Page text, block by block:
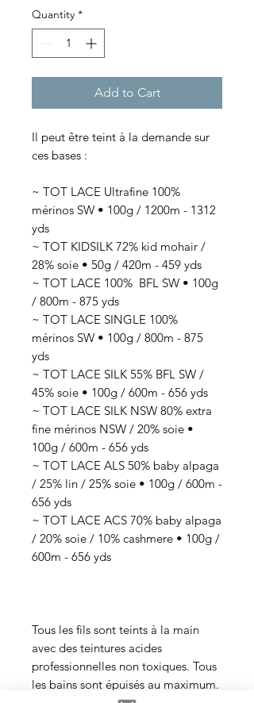
Quantity *
Add to Cart
Il peut être teint à la demande sur
ces bases :
~ TOT LACE Ultrafine 100%
mérinos SW • 100g / 1200m - 1312
yds
~ TOT KIDSILK 72% kid mohair /
28% soie • 50g / 420m - 459 yds
~ TOT LACE 100% BFL SW • 100g
/ 800m - 875 yds
~ TOT LACE SINGLE 100%
mérinos SW • 100g / 800m - 875
yds
~ TOT LACE SILK 55% BFL SW /
45% soie • 100g / 600m - 656 yds
~ TOT LACE SILK NSW 80% extra
fine mérinos NSW / 20% soie •
100g / 600m - 656 yds
~ TOT LACE ALS 50% baby alpaga
/ 25% lin / 25% soie • 100g / 600m -
656 yds
~ TOT LACE ACS 70% baby alpaga
/ 20% soie / 10% cashmere • 100g /
600m - 656 yds
Tous les fils sont teints à la main
avec des teintures acides
professionnelles non toxiques. Tous
les bains sont épuisés au maximum.